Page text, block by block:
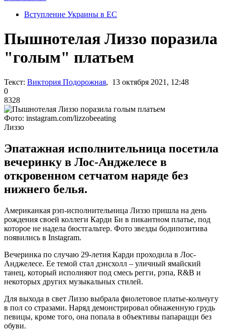
Вступление Украины в ЕС
Пышнотелая Лиззо поразила
"голым" платьем
Текст: Виктория Подорожная, 13 октября 2021, 12:48
0
8328
Фото: instagram.com/lizzobeeating
Лиззо
Эпатажная исполнительница посетила
вечеринку в Лос-Анджелесе в
откровенном сетчатом наряде без
нижнего белья.
Американкая рэп-исполнительница Лиззо пришла на день
рождения своей коллеги Карди Би в пикантном платье, под
которое не надела бюстгальтер. Фото звезды бодипозитива
появились в Instagram.
Вечеринка по случаю 29-летия Карди проходила в Лос-
Анджелесе. Ее темой стал дэнсхолл – уличный ямайский
танец, который исполняют под смесь регги, рэпа, R&B и
некоторых других музыкальных стилей.
Для выхода в свет Лиззо выбрала фиолетовое платье-кольчугу
в пол со стразами. Наряд демонстрировал обнаженную грудь
певицы, кроме того, она попала в объективы папарацци без
обуви.